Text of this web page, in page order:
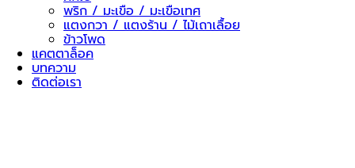
พริก / มะเขือ / มะเขือเทศ
แตงกวา / แตงร้าน / ไม้เถาเลื้อย
ข้าวโพด
แคตตาล็อค
บทความ
ติดต่อเรา